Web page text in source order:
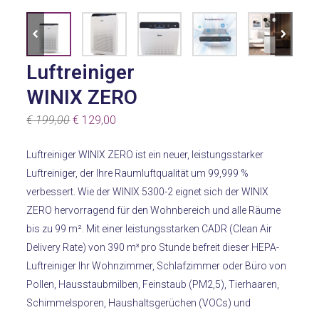
Luftreiniger
WINIX ZERO
€199,00Ursprünglicher
war:
€ 129,00
ist:
€ 129,00.
Luftreiniger WINIX ZERO ist ein neuer, leistungsstarker
Luftreiniger, der Ihre Raumluftqualität um 99,999 %
verbessert. Wie der WINIX 5300-2 eignet sich der WINIX
ZERO hervorragend für den Wohnbereich und alle Räume
bis zu 99 m². Mit einer leistungsstarken CADR (Clean Air
Delivery Rate) von 390 m³ pro Stunde befreit dieser HEPA-
Luftreiniger Ihr Wohnzimmer, Schlafzimmer oder Büro von
Pollen, Hausstaubmilben, Feinstaub (PM2,5), Tierhaaren,
Schimmelsporen, Haushaltsgerüchen (VOCs) und